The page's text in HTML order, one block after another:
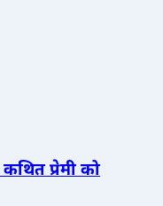
प्रेमी को